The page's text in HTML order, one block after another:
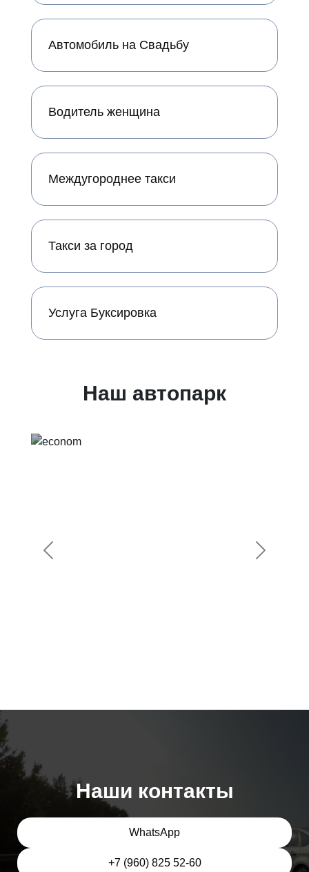
Автомобиль на Свадьбу
Водитель женщина
Междугороднее такси
Такси за город
Услуга Буксировка
Наш автопарк
Предыдущий
Наши контакты
WhatsApp
+7 (960) 825 52-60